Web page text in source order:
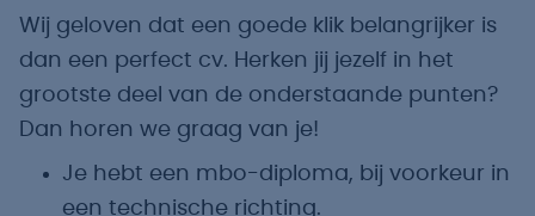
Wij geloven dat een goede klik belangrijker is
dan een perfect cv. Herken jij jezelf in het
grootste deel van de onderstaande punten?
Dan horen we graag van je!
Je hebt een mbo-diploma, bij voorkeur in
een technische richting.